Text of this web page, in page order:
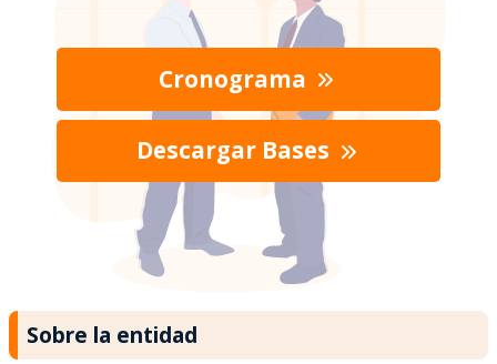
Cronograma
Descargar Bases
Sobre la entidad